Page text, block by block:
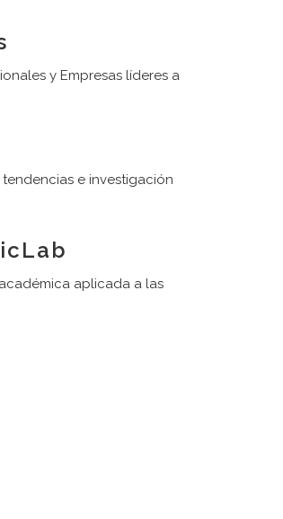
y Empresas líderes a
e investigación
aplicada a las